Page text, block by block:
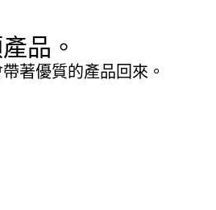
品。
著優質的產品回來。